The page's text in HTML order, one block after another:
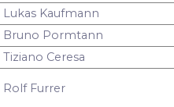
Lukas Kaufmann
Bruno Pormtann
Tiziano Ceresa
Rolf Furrer